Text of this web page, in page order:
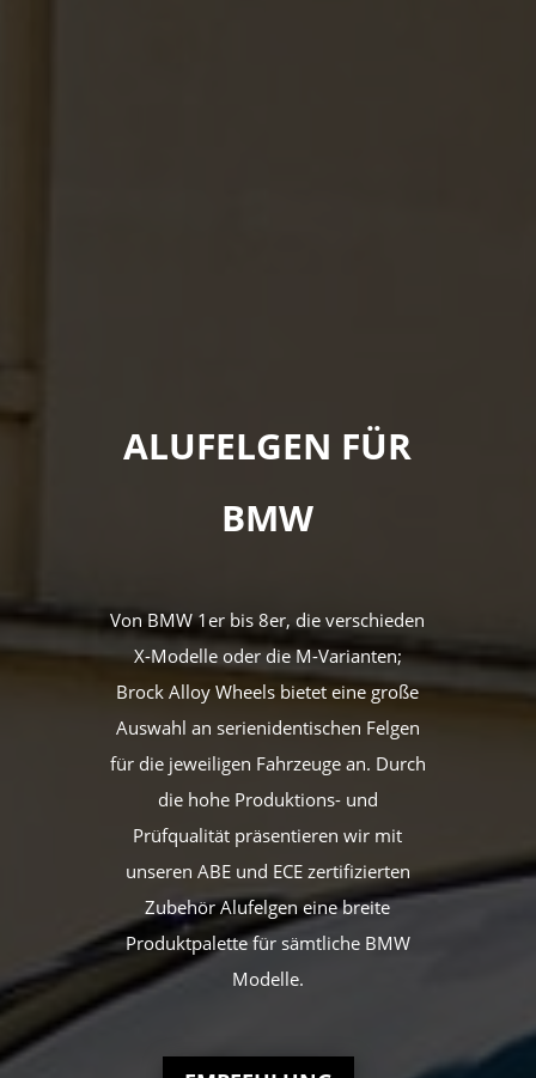
ALUFELGEN FÜR
BMW
Von BMW 1er bis 8er, die verschieden
X-Modelle oder die M-Varianten;
Brock Alloy Wheels bietet eine große
Auswahl an serienidentischen Felgen
für die jeweiligen Fahrzeuge an. Durch
die hohe Produktions- und
Prüfqualität präsentieren wir mit
unseren ABE und ECE zertifizierten
Zubehör Alufelgen eine breite
Produktpalette für sämtliche BMW
Modelle.